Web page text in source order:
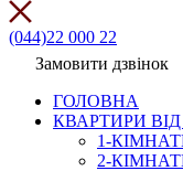
(044)22 000 22
Замовити дзвінок
ГОЛОВНА
КВАРТИРИ
1-
2-